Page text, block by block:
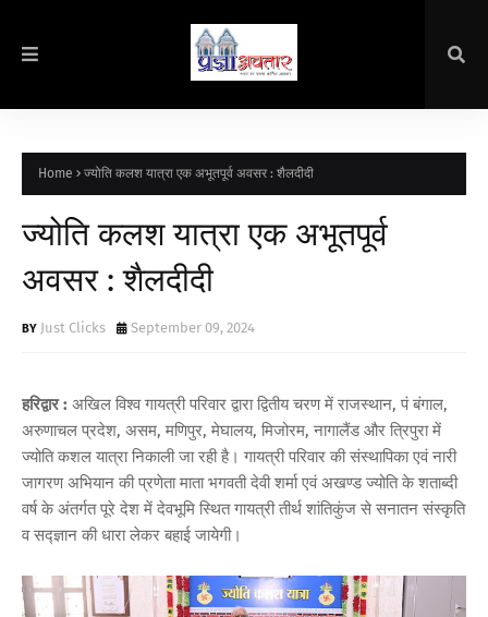
Home ज्योति कलश यात्रा एक अभूतपूर्व अवसर : शैलदीदी
ज्योति कलश यात्रा एक अभूतपूर्व
अवसर : शैलदीदी
Just Clicks September 09, 2024
हरिद्वार : अखिल विश्व गायत्री परिवार द्वारा द्वितीय चरण में राजस्थान, पं बंगाल,
अरुणाचल प्रदेश, असम, मणिपुर, मेघालय, मिजोरम, नागालैंड और त्रिपुरा में
ज्योति कशल यात्रा निकाली जा रही है। गायत्री परिवार की संस्थापिका एवं नारी
जागरण अभियान की प्रणेता माता भगवती देवी शर्मा एवं अखण्ड ज्योति के शताब्दी
वर्ष के अंतर्गत पूरे देश में देवभूमि स्थित गायत्री तीर्थ शांतिकुंज से सनातन संस्कृति
व सद्ज्ञान की धारा लेकर बहाई जायेगी।